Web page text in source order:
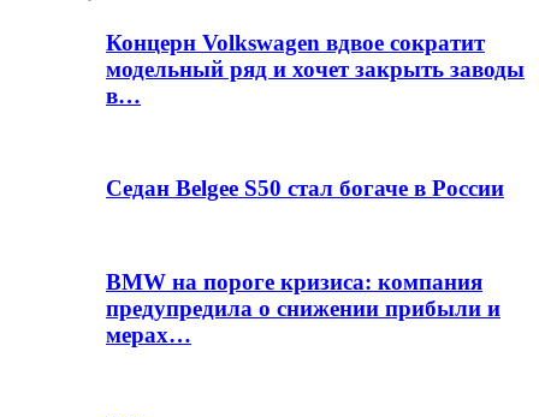
Концерн Volkswagen вдвое сократит
модельный ряд и хочет закрыть заводы
в…
Седан Belgee S50 стал богаче в России
BMW на пороге кризиса: компания
предупредила о снижении прибыли и
мерах…